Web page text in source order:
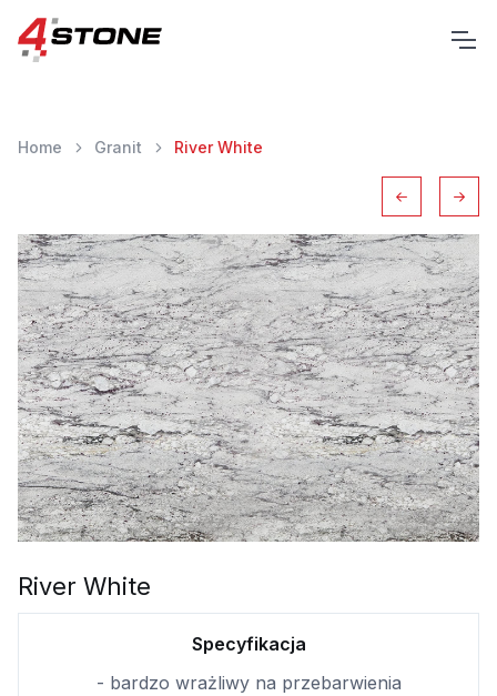
Home Granit River White
River White
Specyfikacja
- bardzo wrażliwy na przebarwienia